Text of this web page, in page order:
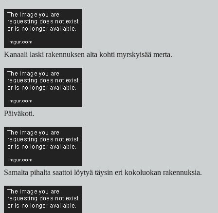
Kanaali laski rakennuksen alta kohti myrskyisää merta.
Päiväkoti.
Samalta pihalta saattoi löytyä täysin eri kokoluokan rakennuksia.